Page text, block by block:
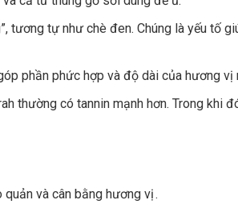
tương tự như chè đen. Chúng là yếu tố
phần phức hợp và độ dài của hương vị
thường có tannin mạnh hơn. Trong khi
và cân bằng hương vị .